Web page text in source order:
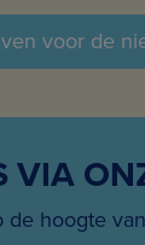
voor de
VIA
de hoogte